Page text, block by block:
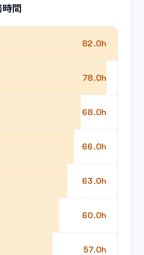
間
82.0h
78.0h
68.0h
66.0h
63.0h
60.0h
57.0h